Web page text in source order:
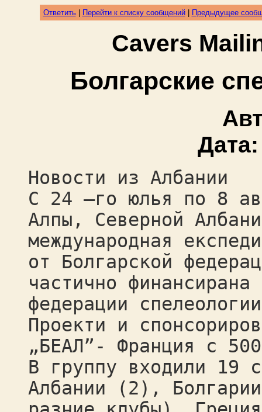
Ответить| Перейти к списку сообщений| Предыдущее
Cavers
Болгарские
Новости из Албании
С 24 –го юлья по 8
Алпы, Северной
международная
от Болгарской
частично
федерации
Проекти и
„БЕАЛ”- Франция с
В группу входили 19
Албании (2),